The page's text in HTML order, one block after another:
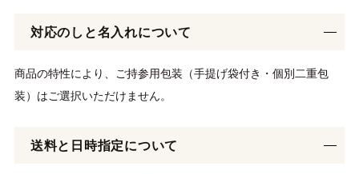
対応のしと名入れについて
商品の特性により、ご持参用包装（手提げ袋付き・個別二重包
装）はご選択いただけません。
送料と日時指定について